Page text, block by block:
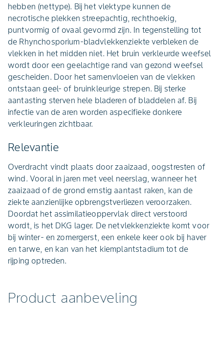
hebben (nettype). Bij het vlektype kunnen de
necrotische plekken streepachtig, rechthoekig,
puntvormig of ovaal gevormd zijn. In tegenstelling tot
de Rhynchosporium-bladvlekkenziekte verbleken de
vlekken in het midden niet. Het bruin verkleurde weefsel
wordt door een geelachtige rand van gezond weefsel
gescheiden. Door het samenvloeien van de vlekken
ontstaan geel- of bruinkleurige strepen. Bij sterke
aantasting sterven hele bladeren of bladdelen af. Bij
infectie van de aren worden aspecifieke donkere
verkleuringen zichtbaar.
Relevantie
Overdracht vindt plaats door zaaizaad, oogstresten of
wind. Vooral in jaren met veel neerslag, wanneer het
zaaizaad of de grond ernstig aantast raken, kan de
ziekte aanzienlijke opbrengstverliezen veroorzaken.
Doordat het assimilatieoppervlak direct verstoord
wordt, is het DKG lager. De netvlekkenziekte komt voor
bij winter- en zomergerst, een enkele keer ook bij haver
en tarwe, en kan van het kiemplantstadium tot de
rijping optreden.
Product aanbeveling